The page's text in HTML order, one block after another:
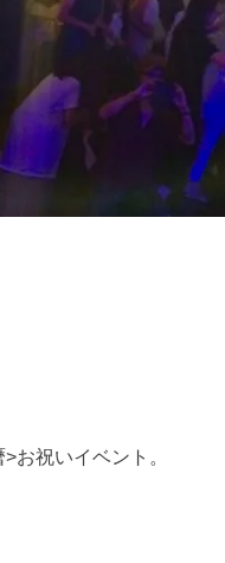
お祝いイベント。